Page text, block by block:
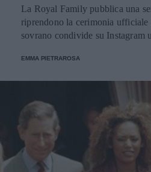
La Royal Family pubblica una
riprendono la cerimonia ufficiale
sovrano condivide su Instagram
EMMA PIETRAROSA